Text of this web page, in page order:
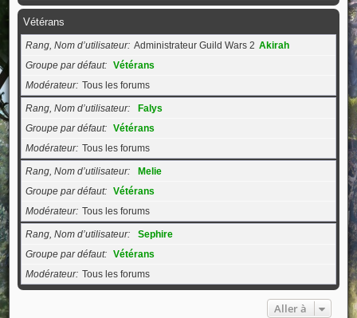
Vétérans
Rang, Nom d’utilisateur Administrateur Guild Wars 2 Akirah
Groupe par défaut
Vétérans
Modérateur Tous les forums
Rang, Nom d’utilisateur
Falys
Groupe par défaut
Vétérans
Modérateur Tous les forums
Rang, Nom d’utilisateur
Melie
Groupe par défaut
Vétérans
Modérateur Tous les forums
Rang, Nom d’utilisateur
Sephire
Groupe par défaut
Vétérans
Modérateur Tous les forums
Aller à